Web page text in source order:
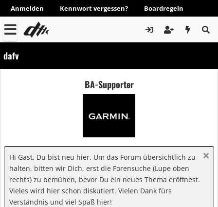
Anmelden Kennwort vergessen? Boardregeln
dafv
BA-Supporter
Hi Gast, Du bist neu hier. Um das Forum übersichtlich zu
halten, bitten wir Dich, erst die Forensuche (Lupe oben
rechts) zu bemühen, bevor Du ein neues Thema eröffnest.
Vieles wird hier schon diskutiert. Vielen Dank fürs
Verständnis und viel Spaß hier!